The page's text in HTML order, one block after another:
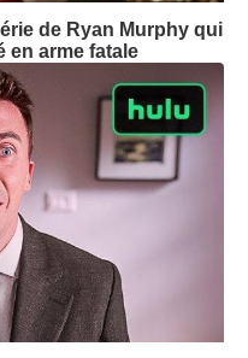
de Ryan Murphy qui
en arme fatale